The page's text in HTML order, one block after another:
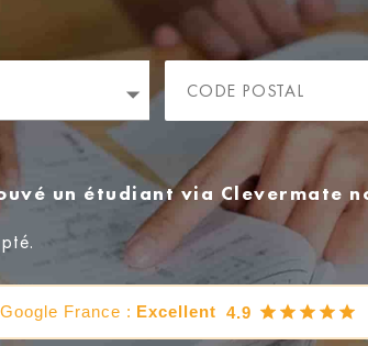
un étudiant via Clevermate
France : Excellent 4.9